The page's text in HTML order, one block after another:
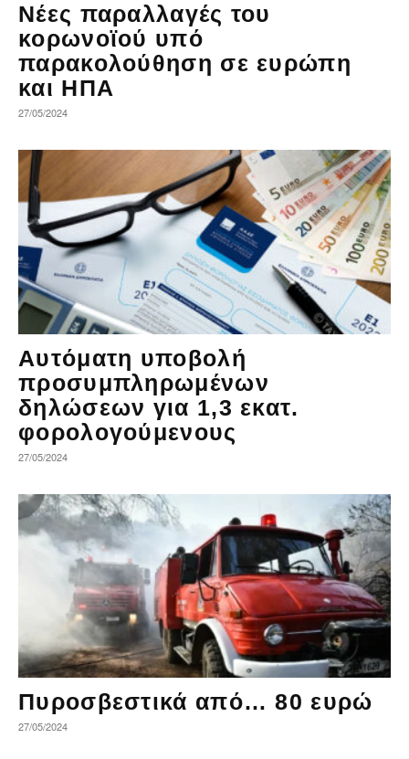
Νέες παραλλαγές του
κορωνοϊού υπό
παρακολούθηση σε ευρώπη
και ΗΠΑ
27/05/2024
Αυτόματη υποβολή
προσυμπληρωμένων
δηλώσεων για 1,3 εκατ.
φορολογούμενους
27/05/2024
Πυροσβεστικά από… 80 ευρώ
27/05/2024